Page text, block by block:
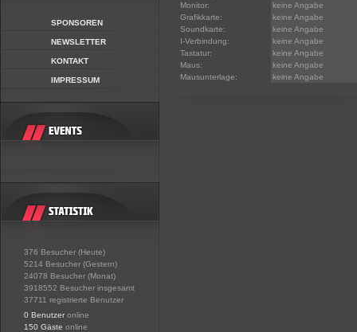
SPONSOREN
NEWSLETTER
KONTAKT
IMPRESSUM
376 Besucher (Heute)
5214 Besucher (Gestern)
24078 Besucher (Monat)
3918552 Besucher insgesamt
37711 registrierte Benutzer
0 Benutzer online
150 Gäste online
Monitor:
keine Angabe
Grafikkarte:
keine Angabe
Soundkarte:
keine Angabe
I-Verbindung:
keine Angabe
Tastatur:
keine Angabe
Maus:
keine Angabe
Mausunterlage:
keine Angabe